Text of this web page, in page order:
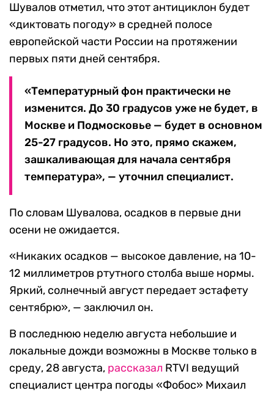
Шувалов отметил, что этот антициклон будет
«диктовать погоду» в средней полосе
европейской части России на протяжении
первых пяти дней сентября.
«Температурный фон практически не
изменится. До 30 градусов уже не будет, в
Москве и Подмосковье — будет в основном
25-27 градусов. Но это, прямо скажем,
зашкаливающая для начала сентября
температура», — уточнил специалист.
По словам Шувалова, осадков в первые дни
осени не ожидается.
«Никаких осадков — высокое давление, на 10-
12 миллиметров ртутного столба выше нормы.
Яркий, солнечный август передает эстафету
сентябрю», — заключил он.
В последнюю неделю августа небольшие и
локальные дожди возможны в Москве только в
среду, 28 августа, рассказал RTVI ведущий
специалист центра погоды «Фобос» Михаил